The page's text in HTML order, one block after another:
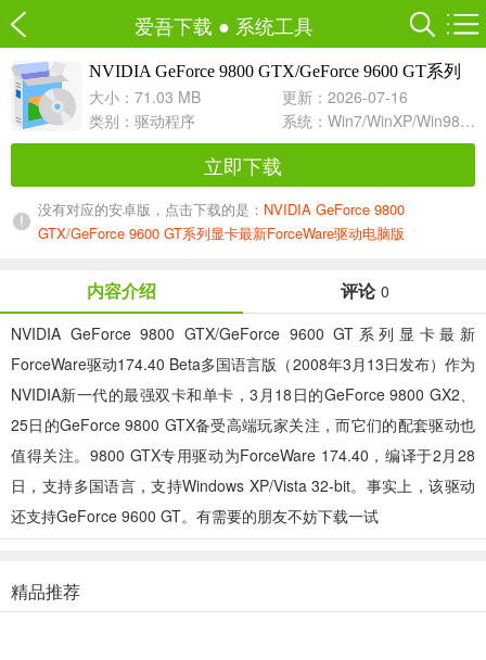
爱吾下载 ● 系统工具
NVIDIA GeForce 9800 GTX/GeForce 9600 GT系列
显卡最新ForceWare驱动
74.40 Beta多国语言版 For Win2000/XP
大小：71.03 MB
更新：2026-07-16
类别： 驱动程序 系统：Win7/WinXP/Win98/Win8/Win10兼容软件
立即下载
没有对应的安卓版，点击下载的是： NVIDIA GeForce 9800
GTX/GeForce 9600 GT系列显卡最新ForceWare驱动电脑版
内容介绍 评论 0
NVIDIA GeForce 9800 GTX/GeForce 9600 GT系列显卡最新
ForceWare驱动174.40 Beta多国语言版（2008年3月13日发布）作为
NVIDIA新一代的最强双卡和单卡，3月18日的GeForce 9800 GX2、
25日的GeForce 9800 GTX备受高端玩家关注，而它们的配套驱动也
值得关注。9800 GTX专用驱动为ForceWare 174.40，编译于2月28
日，支持多国语言，支持Windows XP/Vista 32-bit。事实上，该驱动
还支持GeForce 9600 GT。有需要的朋友不妨下载一试
精品推荐